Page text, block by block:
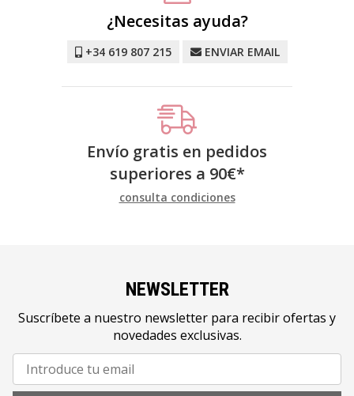
¿Necesitas ayuda?
+34 619 807 215 ENVIAR EMAIL
Envío gratis en pedidos
superiores a 90€*
consulta condiciones
NEWSLETTER
Suscríbete a nuestro newsletter para recibir ofertas y
novedades exclusivas.